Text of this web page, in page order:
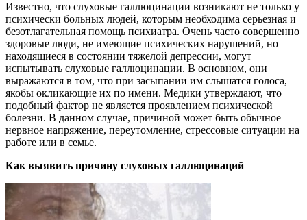
Известно, что слуховые галлюцинации возникают не только у
психически больных людей, которым необходима серьезная и
безотлагательная помощь психиатра. Очень часто совершенно
здоровые люди, не имеющие психических нарушений, но
находящиеся в состоянии тяжелой депрессии, могут
испытывать слуховые галлюцинации. В основном, они
выражаются в том, что при засыпании им слышатся голоса,
якобы окликающие их по имени. Медики утверждают, что
подобный фактор не является проявлением психической
болезни. В данном случае, причиной может быть обычное
нервное напряжение, переутомление, стрессовые ситуации на
работе или в семье.
Как выявить причину слуховых галлюцинаций